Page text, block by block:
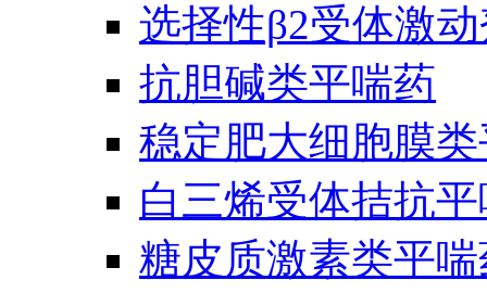
选择性β2受体激
抗胆碱类平喘药
稳定肥大细胞膜
白三烯受体拮抗
糖皮质激素类平